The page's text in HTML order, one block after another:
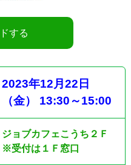
2023年12月22 日
（金） 13:30 ～15:00
ジョブカフェこうち２Ｆ
※受付は１Ｆ窓口